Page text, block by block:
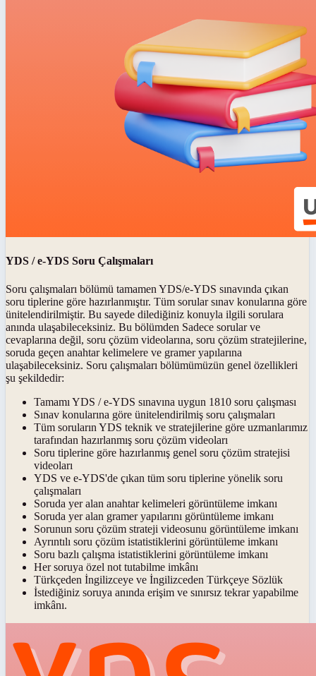
YDS / e-YDS Soru Çalışmaları
Soru çalışmaları bölümü tamamen YDS/e-YDS sınavında çıkan
soru tiplerine göre hazırlanmıştır. Tüm sorular sınav konularına göre
ünitelendirilmiştir. Bu sayede dilediğiniz konuyla ilgili sorulara
anında ulaşabileceksiniz. Bu bölümden Sadece sorular ve
cevaplarına değil, soru çözüm videolarına, soru çözüm stratejilerine,
soruda geçen anahtar kelimelere ve gramer yapılarına
ulaşabileceksiniz. Soru çalışmaları bölümümüzün genel özellikleri
şu şekildedir:
Tamamı YDS / e-YDS sınavına uygun 1810 soru çalışması
Sınav konularına göre ünitelendirilmiş soru çalışmaları
Tüm soruların YDS teknik ve stratejilerine göre uzmanlarımız
tarafından hazırlanmış soru çözüm videoları
Soru tiplerine göre hazırlanmış genel soru çözüm stratejisi
videoları
YDS ve e-YDS'de çıkan tüm soru tiplerine yönelik soru
çalışmaları
Soruda yer alan anahtar kelimeleri görüntüleme imkanı
Soruda yer alan gramer yapılarını görüntüleme imkanı
Sorunun soru çözüm strateji videosunu görüntüleme imkanı
Ayrıntılı soru çözüm istatistiklerini görüntüleme imkanı
Soru bazlı çalışma istatistiklerini görüntüleme imkanı
Her soruya özel not tutabilme imkânı
Türkçeden İngilizceye ve İngilizceden Türkçeye Sözlük
İstediğiniz soruya anında erişim ve sınırsız tekrar yapabilme
imkânı.